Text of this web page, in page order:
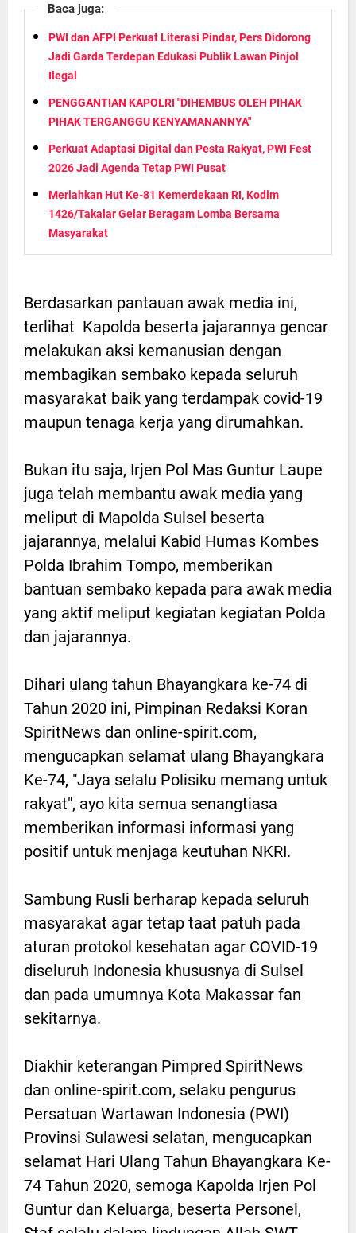
Baca juga:
PWI dan AFPI Perkuat Literasi Pindar, Pers Didorong
Jadi Garda Terdepan Edukasi Publik Lawan Pinjol
Ilegal
PENGGANTIAN KAPOLRI "DIHEMBUS OLEH PIHAK
PIHAK TERGANGGU KENYAMANANNYA"
Perkuat Adaptasi Digital dan Pesta Rakyat, PWI Fest
2026 Jadi Agenda Tetap PWI Pusat
Meriahkan Hut Ke-81 Kemerdekaan RI, Kodim
1426/Takalar Gelar Beragam Lomba Bersama
Masyarakat
Berdasarkan pantauan awak media ini,
terlihat Kapolda beserta jajarannya gencar
melakukan aksi kemanusian dengan
membagikan sembako kepada seluruh
masyarakat baik yang terdampak covid-19
maupun tenaga kerja yang dirumahkan.
Bukan itu saja, Irjen Pol Mas Guntur Laupe
juga telah membantu awak media yang
meliput di Mapolda Sulsel beserta
jajarannya, melalui Kabid Humas Kombes
Polda Ibrahim Tompo, memberikan
bantuan sembako kepada para awak media
yang aktif meliput kegiatan kegiatan Polda
dan jajarannya.
Dihari ulang tahun Bhayangkara ke-74 di
Tahun 2020 ini, Pimpinan Redaksi Koran
SpiritNews dan online-spirit.com,
mengucapkan selamat ulang Bhayangkara
Ke-74, "Jaya selalu Polisiku memang untuk
rakyat", ayo kita semua senangtiasa
memberikan informasi informasi yang
positif untuk menjaga keutuhan NKRI.
Sambung Rusli berharap kepada seluruh
masyarakat agar tetap taat patuh pada
aturan protokol kesehatan agar COVID-19
diseluruh Indonesia khususnya di Sulsel
dan pada umumnya Kota Makassar fan
sekitarnya.
Diakhir keterangan Pimpred SpiritNews
dan online-spirit.com, selaku pengurus
Persatuan Wartawan Indonesia (PWI)
Provinsi Sulawesi selatan, mengucapkan
selamat Hari Ulang Tahun Bhayangkara Ke-
74 Tahun 2020, semoga Kapolda Irjen Pol
Guntur dan Keluarga, beserta Personel,